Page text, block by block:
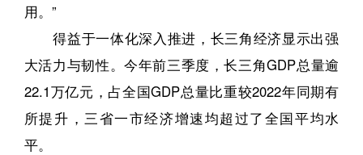
用。”
得益于一体化深入推进，长三角经济显示出强
大活力与韧性。今年前三季度，长三角GDP总量逾
22.1万亿元，占全国GDP总量比重较2022年同期有
所提升，三省一市经济增速均超过了全国平均水
平。